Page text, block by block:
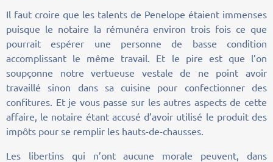
Il faut croire que les talents de Penelope étaient immenses
puisque le notaire la rémunéra environ trois fois ce que
pourrait espérer une personne de basse condition
accomplissant le même travail. Et le pire est que l’on
soupçonne notre vertueuse vestale de ne point avoir
travaillé sinon dans sa cuisine pour confectionner des
confitures. Et je vous passe sur les autres aspects de cette
affaire, le notaire étant accusé d’avoir utilisé le produit des
impôts pour se remplir les hauts-de-chausses.
Les libertins qui n’ont aucune morale peuvent, dans